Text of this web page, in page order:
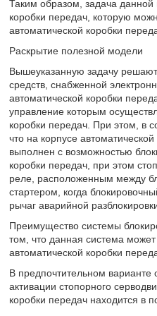
Таким образом, задача данной
коробки передач, которую
автоматической коробки
Раскрытие полезной модели
Вышеуказанную задачу решают
средств, снабженной
автоматической коробки
управление которым
коробки передач. При этом, в
что на корпусе
выполнен с возможностью
коробки передач, при этом
реле, расположенным между
стартером, когда
рычаг аварийной
Преимущество системы
том, что данная система
автоматической коробки
В предпочтительном
активации стопорного
коробки передач находится в